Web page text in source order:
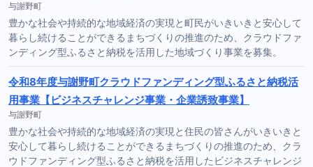
与謝野町
豊かな社会や持続的な地域経済の実現と町民がいきいきと安心して
暮らし続けることができるまちづくりの推進のため、クラウドファ
ンディング型ふるさと納税を活用した地域づくり事業を募集。
令和8年度与謝野町クラウドファンディング型ふるさと納税活
用事業【ビジネスチャレンジ事業・企業誘致事業】
与謝野町
豊かな社会や持続的な地域経済の実現と住民の皆さんがいきいきと
安心して暮らし続けることができるまちづくりの推進のため、クラ
ウドファンディング型ふるさと納税を活用したビジネスチャレンジ